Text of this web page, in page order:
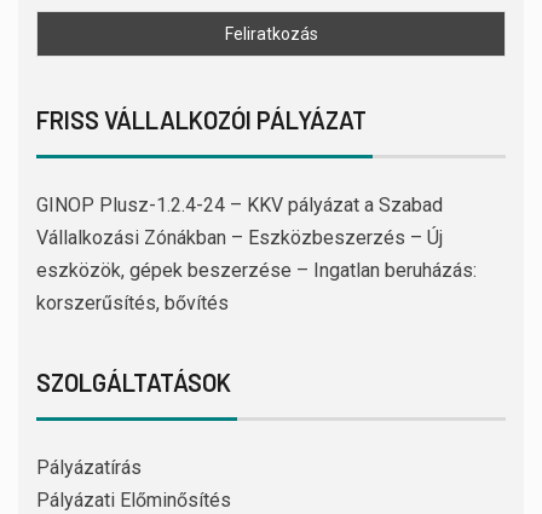
FRISS VÁLLALKOZÓI PÁLYÁZAT
GINOP Plusz-1.2.4-24 – KKV pályázat a Szabad
Vállalkozási Zónákban – Eszközbeszerzés – Új
eszközök, gépek beszerzése – Ingatlan beruházás:
korszerűsítés, bővítés
SZOLGÁLTATÁSOK
Pályázatírás
Pályázati Előminősítés